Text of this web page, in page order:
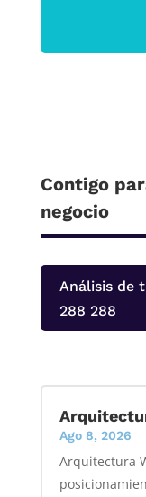
Contigo
negocio
Análisis de
288 288
Ago 8, 2026
Arquitectura